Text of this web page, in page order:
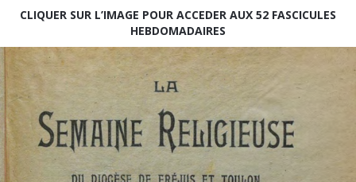
CLIQUER SUR L’IMAGE POUR ACCEDER AUX 52 FASCICULES
HEBDOMADAIRES